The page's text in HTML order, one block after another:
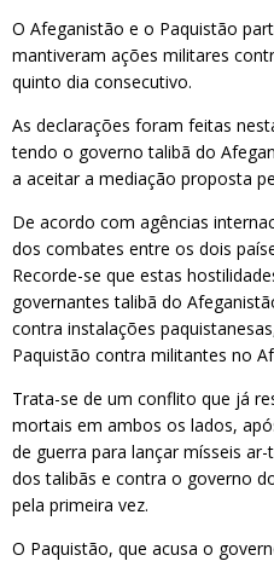
O Afeganistão e o Paquistão
mantiveram ações militares
quinto dia consecutivo.
As declarações foram feitas
tendo o governo talibã do
a aceitar a mediação proposta
De acordo com agências
dos combates entre os dois
Recorde-se que estas
governantes talibã do
contra instalações
Paquistão contra militantes no
Trata-se de um conflito que já
mortais em ambos os lados,
de guerra para lançar mísseis
dos talibãs e contra o governo
pela primeira vez.
O Paquistão, que acusa o